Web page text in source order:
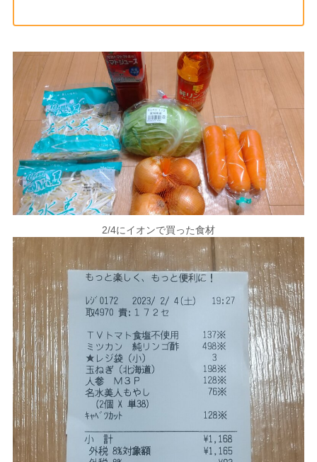
2/4にイオンで買った食材